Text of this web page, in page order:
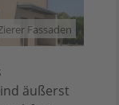
Fassaden
äußerst